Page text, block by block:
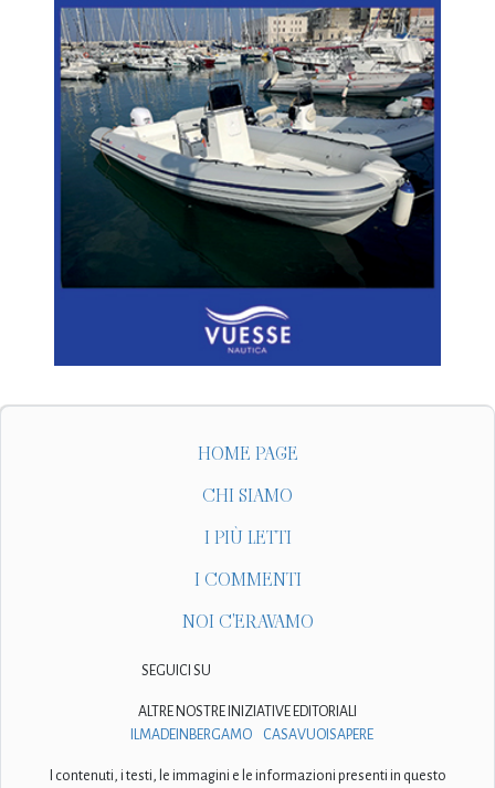
HOME PAGE
CHI SIAMO
I PIÙ LETTI
I COMMENTI
NOI C'ERAVAMO
SEGUICI SU
ALTRE NOSTRE INIZIATIVE EDITORIALI
ILMADEINBERGAMO
CASAVUOISAPERE
I contenuti, i testi, le immagini e le informazioni presenti in questo